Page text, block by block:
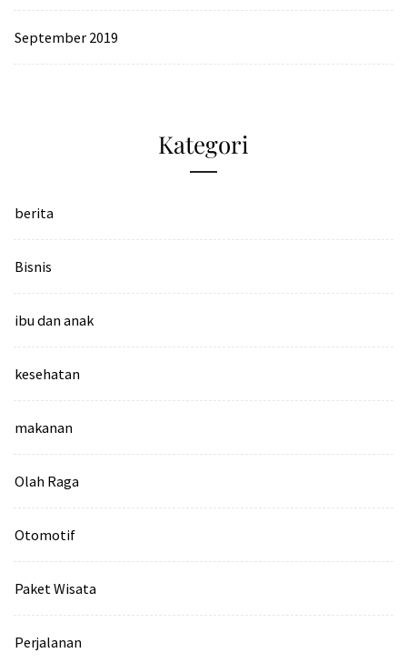
September 2019
Kategori
berita
Bisnis
ibu dan anak
kesehatan
makanan
Olah Raga
Otomotif
Paket Wisata
Perjalanan